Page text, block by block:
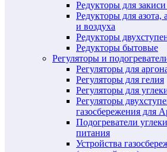
Редукторы для закиси
Редукторы для азота,
и воздуха
Редукторы
Редукторы бытовые
Регуляторы и
Регуляторы для
Регуляторы для гелия
Регуляторы для
Регуляторы
газосбережения для
Подогреватели
питания
Устройства